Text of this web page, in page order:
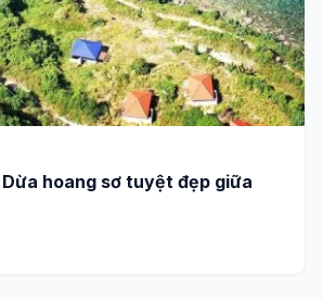
Dừa hoang sơ tuyệt đẹp giữa